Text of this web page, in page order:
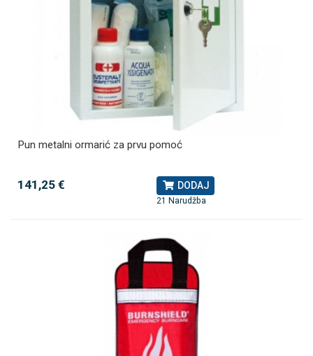
Pun metalni ormarić za prvu pomoć
141,25 € DODAJ
21 Narudžba